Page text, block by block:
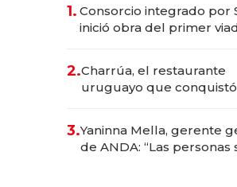
1. Consorcio integrado por
inició obra del primer
millones
2.Charrúa, el restaurante
uruguayo que conquistó
anticipación y prepara
3.Yaninna Mella, gerente
de ANDA: “Las personas